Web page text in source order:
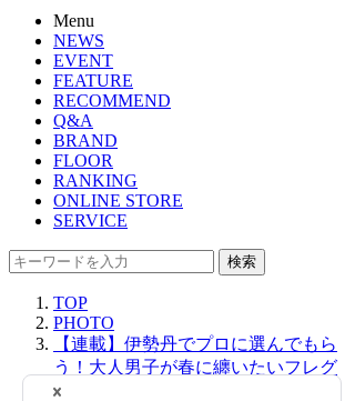
Menu
NEWS
EVENT
FEATURE
RECOMMEND
Q&A
BRAND
FLOOR
RANKING
ONLINE STORE
SERVICE
検索
TOP
PHOTO
【連載】伊勢丹でプロに選んでもら
う！大人男子が春に纏いたいフレグ
ランス｜「大人の社会科見学」